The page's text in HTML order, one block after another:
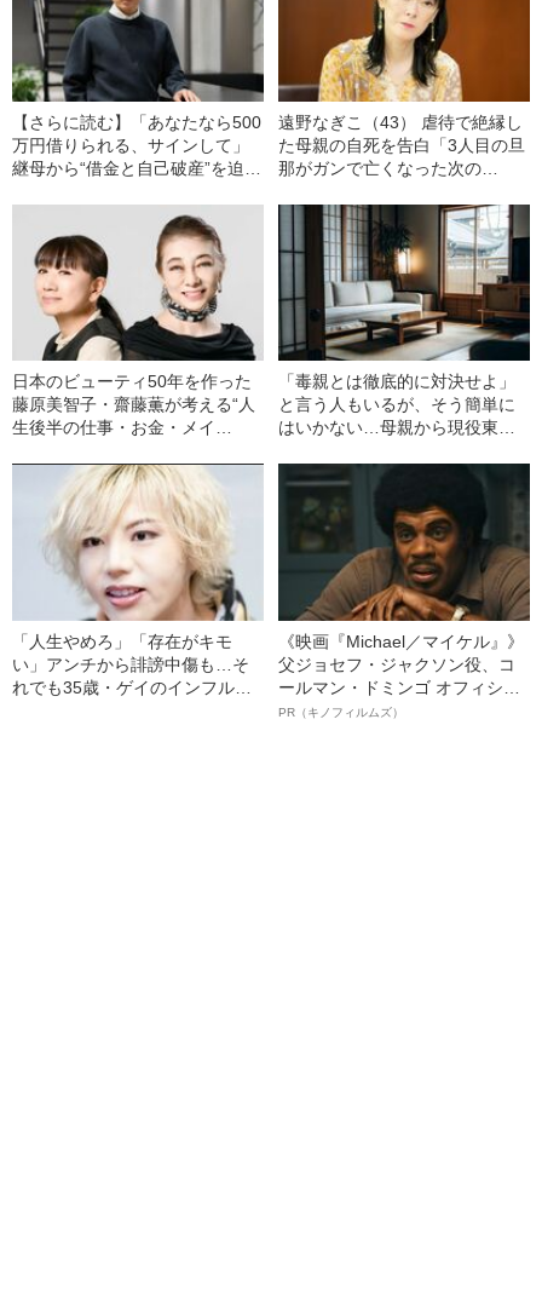
【さらに読む】「あなたなら500
万円借りられる、サインして」
継母から“借金と自己破産”を迫ら
（44）が家族と決別した“決定的
理由”
遠野なぎこ（43） 虐待で絶縁し
た母親の自死を告白「3人目の旦
那がガンで亡くなった次の
日本のビューティ50年を作った
藤原美智子・齋藤薫が考える“人
生後半の仕事・お金・メイ
術の域。レタッチなんて必要あ
りませんから」
「毒親とは徹底的に対決せよ」
と言う人もいるが、そう簡単に
はいかない…母親から現役東大
の関係を振り返って“今思うこと”
「人生やめろ」「存在がキモ
い」アンチから誹謗中傷も…そ
れでも35歳・ゲイのインフルエ
《映画『Michael／マイケル』》
父ジョセフ・ジャクソン役、コ
ールマン・ドミンゴ オフィシャ
ルインタビュー“観客を魅了した
PR（キノフィルムズ）